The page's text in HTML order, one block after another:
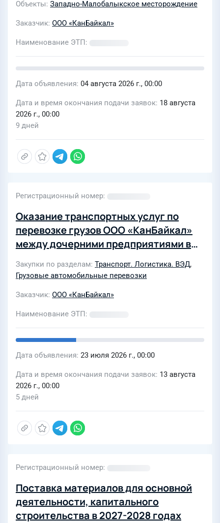
Объекты Западно-Малобалыкское месторождение
Заказчик ООО «КанБайкал»
Наименование ЭТП
Дата объявления 04 августа 2026 г., 00:00
Дата и время окончания подачи заявок 18 августа
2026 г., 00:00
9 дней
Регистрационный номер
Оказание транспортных услуг по
перевозке грузов ООО «КанБайкал»
между дочерними предприятиями в
Закупки по разделам Транспорт. Логистика. ВЭД,
Грузовые автомобильные перевозки
Заказчик ООО «КанБайкал»
Наименование ЭТП
Дата объявления 23 июля 2026 г., 00:00
Дата и время окончания подачи заявок 13 августа
2026 г., 00:00
5 дней
Регистрационный номер
Поставка материалов для основной
деятельности, капитального
строительства в 2027-2028 годах